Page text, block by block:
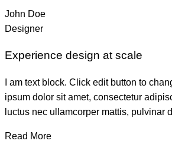
John Doe
Designer
Experience design at scale
I am text block. Click edit button to
ipsum dolor sit amet, consectetur
luctus nec ullamcorper mattis, pulvinar
Read More